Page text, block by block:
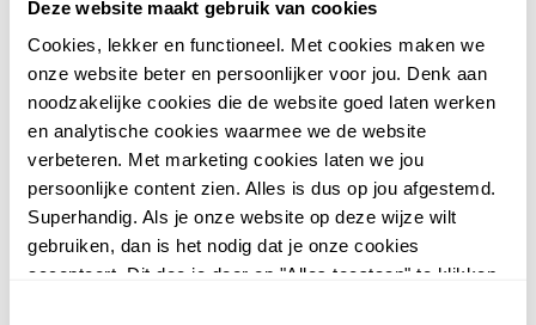
Deze website maakt gebruik van cookies
Cookies, lekker en functioneel. Met cookies maken we
onze website beter en persoonlijker voor jou. Denk aan
noodzakelijke cookies die de website goed laten werken
en analytische cookies waarmee we de website
verbeteren. Met marketing cookies laten we jou
persoonlijke content zien. Alles is dus op jou afgestemd.
Superhandig. Als je onze website op deze wijze wilt
gebruiken, dan is het nodig dat je onze cookies
accepteert. Dit doe je door op "Alles toestaan" te klikken.